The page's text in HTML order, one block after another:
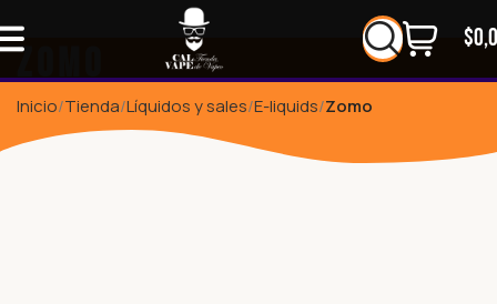
$
Zomo
Inicio Tienda Líquidos y sales E-liquids Zomo